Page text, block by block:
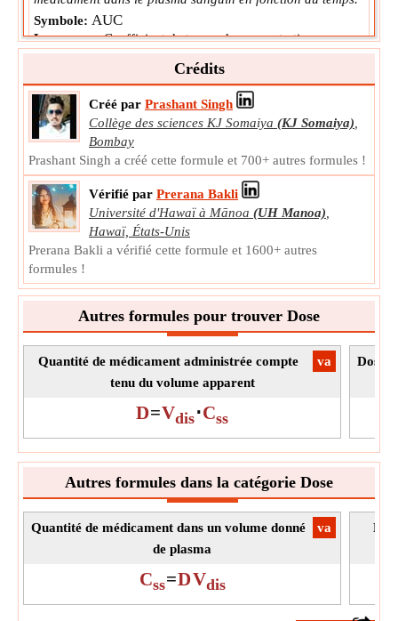
Symbole: AUC
La mesure:Coefficient de temps de concentration
Crédits
Créé par Prashant Singh
Collège des sciences KJ Somaiya (KJ Somaiya)
Bombay
Prashant Singh a créé cette formule et 700+ autres formules !
Vérifié par Prerana Bakli
Université d'Hawaï à Mānoa (UH Manoa)
Hawaï, États-Unis
Prerana Bakli a vérifié cette formule et 1600+ autres
formules !
Autres formules pour trouver Dose
​va
Quantité de médicament administrée compte
tenu du volume apparent
D=Vdis⋅Css
Dose
Autres formules dans la catégorie Dose
​va
Quantité de médicament dans un volume donné
de plasma
Css=DVdis